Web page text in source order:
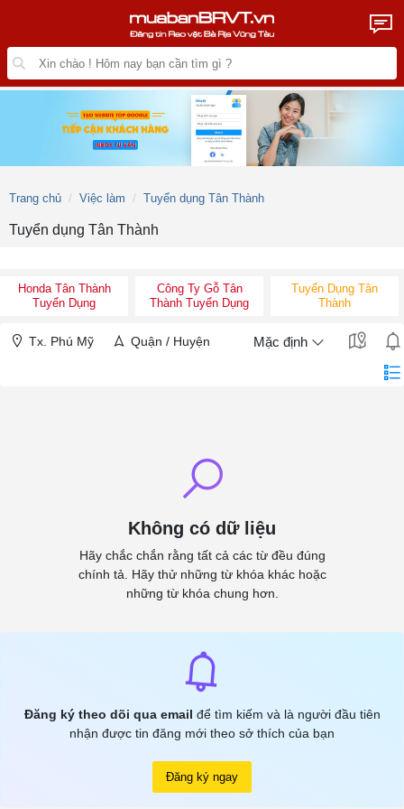
Trang chủ Việc làm Tuyển dụng Tân Thành
Tuyển dụng Tân Thành
Honda Tân Thành
Tuyển Dụng
Công Ty Gỗ Tân
Thành Tuyển Dụng
Tuyển Dụng Tân
Thành
Tx. Phú Mỹ Quận / Huyện Mặc định
Không có dữ liệu
Hãy chắc chắn rằng tất cả các từ đều đúng
chính tả. Hãy thử những từ khóa khác hoặc
những từ khóa chung hơn.
Đăng ký theo dõi qua email để tìm kiếm và là người đầu tiên
nhận được tin đăng mới theo sở thích của bạn
Đăng ký ngay